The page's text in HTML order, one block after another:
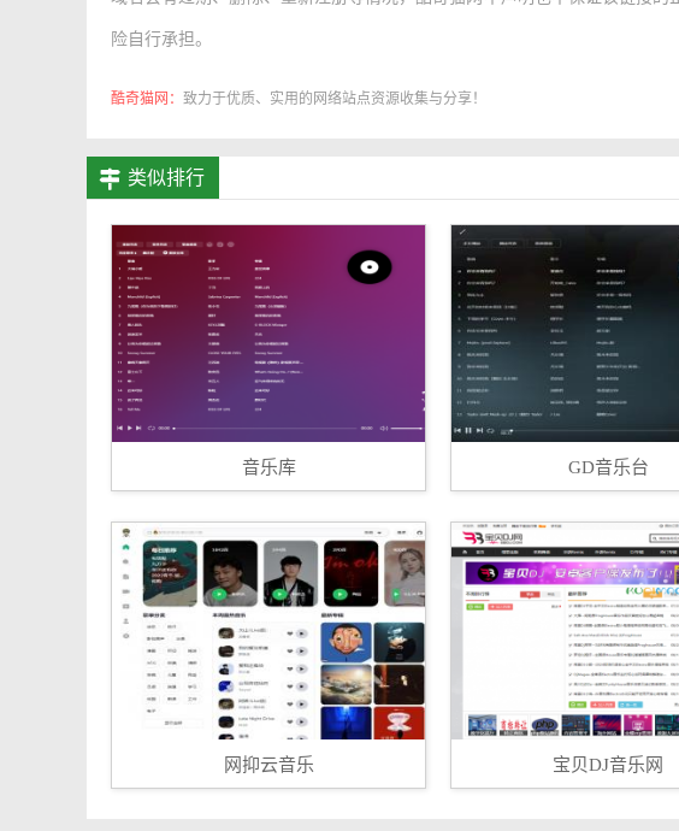
险自行承担。
酷奇猫网： 致力于优质、实用的网络站点资源收集与分享！
类似排行
音乐库 GD音乐台
网抑云音乐 宝贝DJ音乐网